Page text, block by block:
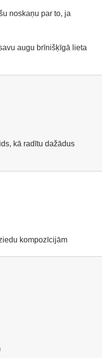
noskaņu par to, ja
augu brīnišķīgā lieta
kā radītu dažādus
kompozīcijām